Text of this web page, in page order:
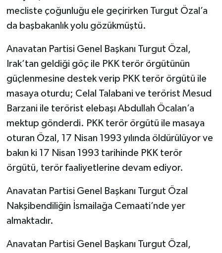
mecliste çoğunluğu ele geçirirken Turgut Özal’a
da başbakanlık yolu gözükmüştü.
Anavatan Partisi Genel Başkanı Turgut Özal,
Irak’tan geldiği göç ile PKK terör örgütünün
güçlenmesine destek verip PKK terör örgütü ile
masaya oturdu; Celal Talabani ve terörist Mesud
Barzani ile terörist elebaşı Abdullah Öcalan’a
mektup gönderdi. PKK terör örgütü ile masaya
oturan Özal, 17 Nisan 1993 yılında öldürülüyor ve
bakın ki 17 Nisan 1993 tarihinde PKK terör
örgütü, terör faaliyetlerine devam ediyor.
Anavatan Partisi Genel Başkanı Turgut Özal
Nakşibendiliğin İsmailağa Cemaati’nde yer
almaktadır.
Anavatan Partisi Genel Başkanı Turgut Özal,